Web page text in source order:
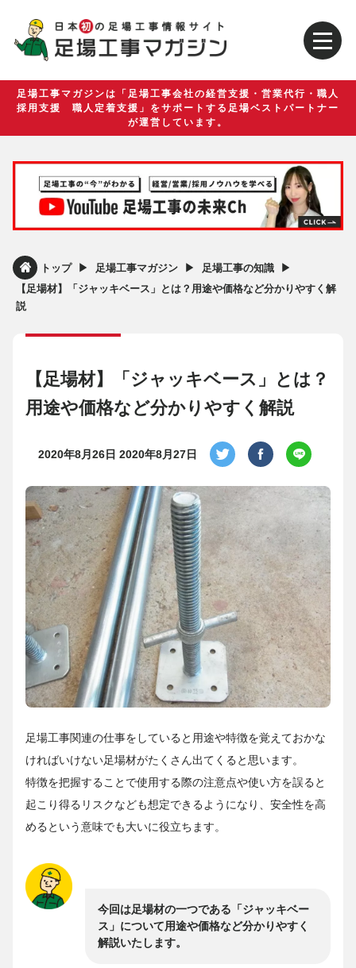
足場工事マガジンは「足場工事会社の経営支援・営業代行・職人
採用支援 職人定着支援」をサポートする足場ベストパートナー
が運営しています。
トップ ▶︎ 足場工事マガジン ▶︎ 足場工事の知識 ▶︎
【足場材】「ジャッキベース」とは？用途や価格など分かりやすく解
説
【足場材】「ジャッキベース」とは？
用途や価格など分かりやすく解説
2020年8月26日 2020年8月27日
足場工事関連の仕事をしていると用途や特徴を覚えておかな
ければいけない足場材がたくさん出てくると思います。
特徴を把握することで使用する際の注意点や使い方を誤ると
起こり得るリスクなども想定できるようになり、安全性を高
めるという意味でも大いに役立ちます。
今回は足場材の一つである「ジャッキベー
ス」について用途や価格など分かりやすく
解説いたします。